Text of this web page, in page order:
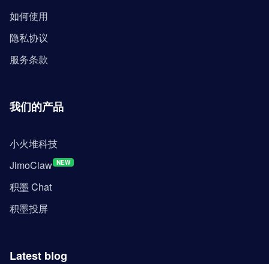
如何使用
隐私协议
服务条款
我们的产品
小火堆科技
JimoClaw NEW
积墨 Chat
积墨投屏
Latest blog